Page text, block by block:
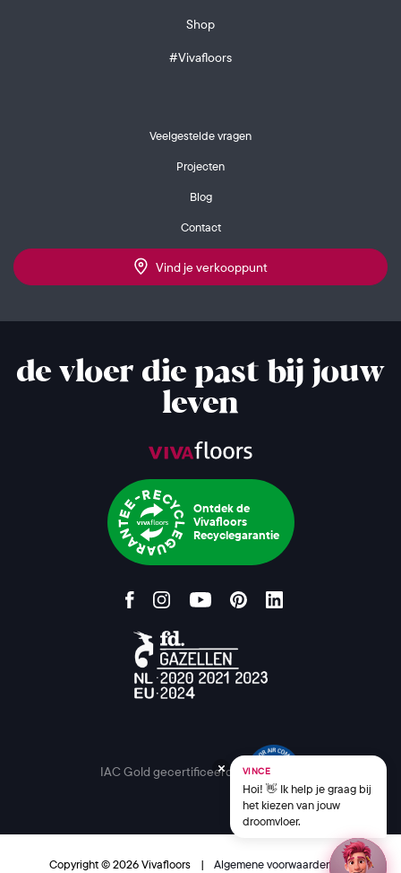
Shop
#Vivafloors
Veelgestelde vragen
Projecten
Blog
Contact
Vind je verkooppunt
de vloer die past bij jouw
leven
Ontdek de
Vivafloors
Recyclegarantie
IAC Gold gecertificeerd
Copyright © 2026 Vivafloors | Algemene voorwaarden |
VINCE
Hoi! 👋 Ik help je graag bij
het kiezen van jouw
droomvloer.